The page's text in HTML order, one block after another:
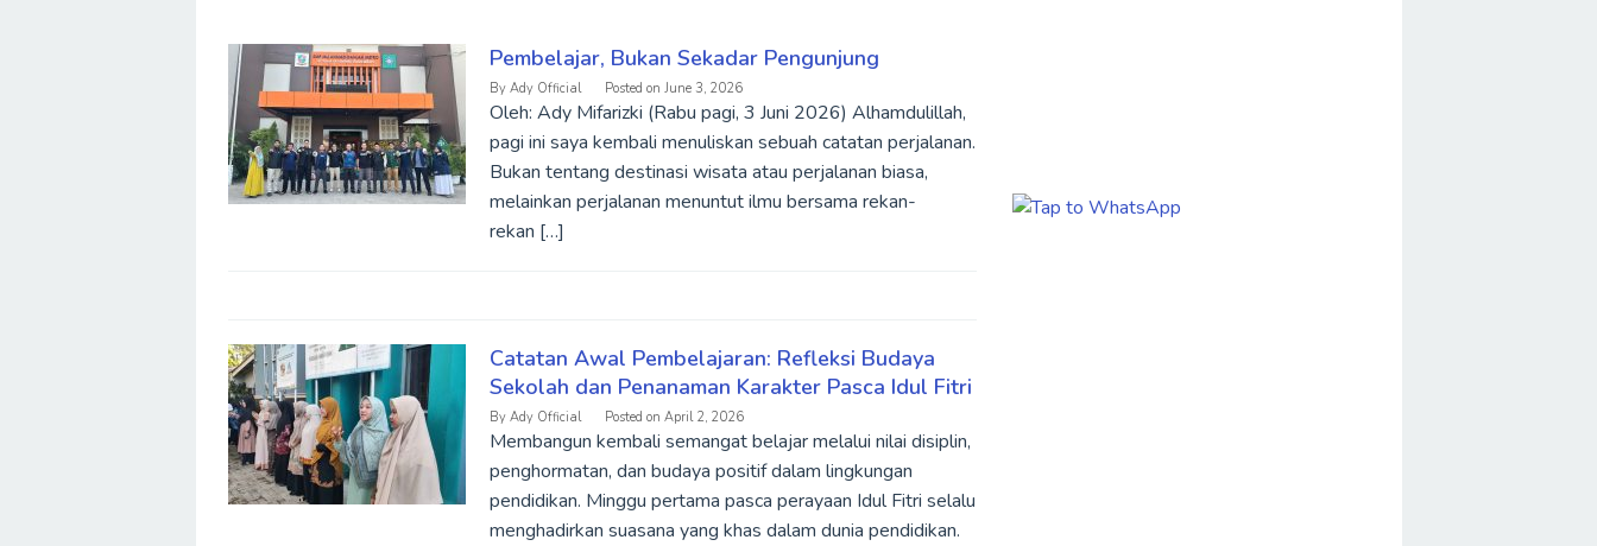
Belajar
Bahasa
Inggris
Online
Pembelajar, Bukan Sekadar Pengunjung
By Ady Official Posted on June 3, 2026
Oleh: Ady Mifarizki (Rabu pagi, 3 Juni 2026) Alhamdulillah,
pagi ini saya kembali menuliskan sebuah catatan perjalanan.
Bukan tentang destinasi wisata atau perjalanan biasa,
melainkan perjalanan menuntut ilmu bersama rekan-
rekan […]
Catatan Awal Pembelajaran: Refleksi Budaya
Sekolah dan Penanaman Karakter Pasca Idul Fitri
By Ady Official Posted on April 2, 2026
Membangun kembali semangat belajar melalui nilai disiplin,
penghormatan, dan budaya positif dalam lingkungan
pendidikan. Minggu pertama pasca perayaan Idul Fitri selalu
menghadirkan suasana yang khas dalam dunia pendidikan.